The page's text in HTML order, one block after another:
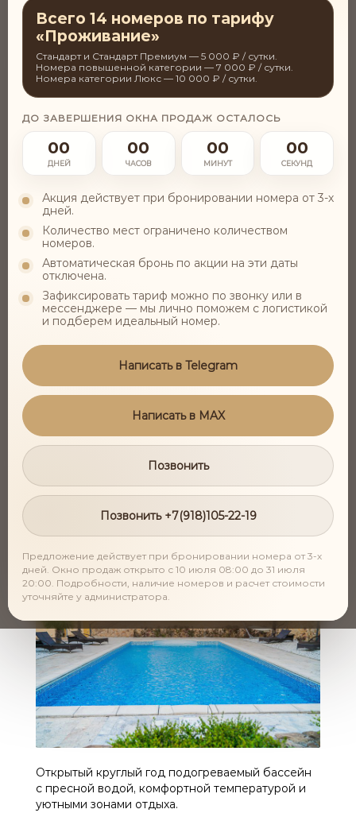
Всего 14 номеров по тарифу
«Проживание»
Стандарт и Стандарт Премиум — 5 000 ₽ / сутки.
Номера повышенной категории — 7 000 ₽ / сутки.
Номера категории Люкс — 10 000 ₽ / сутки.
ДО ЗАВЕРШЕНИЯ ОКНА ПРОДАЖ ОСТАЛОСЬ
00
ДНЕЙ
00
ЧАСОВ
00
МИНУТ
00
СЕКУНД
Акция действует при бронировании номера от 3-х
дней.
Количество мест ограничено количеством
номеров.
Автоматическая бронь по акции на эти даты
отключена.
Зафиксировать тариф можно по звонку или в
мессенджере — мы лично поможем с логистикой
и подберем идеальный номер.
Написать в Telegram
Написать в MAX
Позвонить
Позвонить +7(918)105-22-19
Предложение действует при бронировании номера от 3-х
дней. Окно продаж открыто с 10 июля 08:00 до 31 июля
20:00. Подробности, наличие номеров и расчет стоимости
уточняйте у администратора.
Забронировать
В КАКИХ УСЛОВИЯХ ПРОХОДИТ
ОЗДОРОВЛЕНИЕ?
Групповые практики и занятия в окружении
горного и морского воздуха, с фантастическими
видами на морские закаты
Открытый круглый год подогреваемый бассейн
с пресной водой, комфортной температурой и
уютными зонами отдыха.